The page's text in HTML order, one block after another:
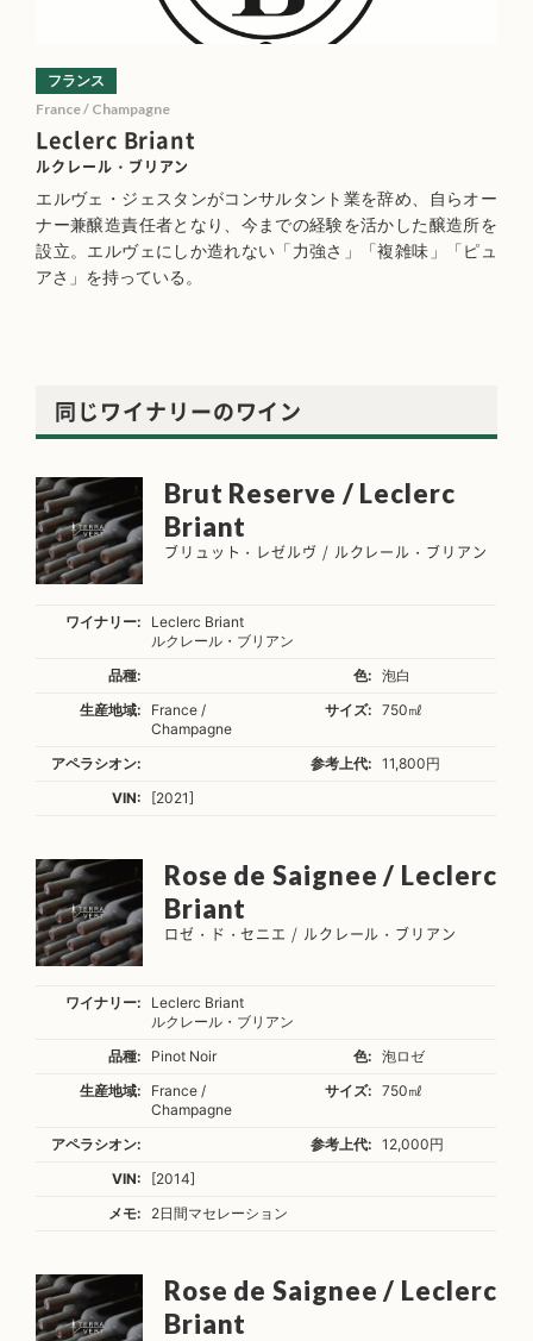
Leclerc Briant
ルクレール・ブリアン
フランス
France / Champagne
エルヴェ・ジェスタンがコンサルタント業を辞め、自らオー
ナー兼醸造責任者となり、今までの経験を活かした醸造所を
設立。エルヴェにしか造れない「力強さ」「複雑味」「ピュ
アさ」を持っている。
同じワイナリーのワイン
Brut Reserve / Leclerc
Briant
ブリュット・レゼルヴ / ルクレール・ブリアン
ワイナリー:
Leclerc Briant
ルクレール・ブリアン
品種:
色:
泡白
生産地域:
France /
Champagne
サイズ: 750㎖
アペラシオン: 参考上代:
11,800円
VIN:
[2021]
Rose de Saignee / Leclerc
Briant
ロゼ・ド・セニエ / ルクレール・ブリアン
ワイナリー:
Leclerc Briant
ルクレール・ブリアン
品種:
Pinot Noir 色:
泡ロゼ
生産地域:
France /
Champagne
サイズ: 750㎖
アペラシオン: 参考上代:
12,000円
VIN:
[2014]
メモ:
2日間マセレーション
Rose de Saignee / Leclerc
Briant